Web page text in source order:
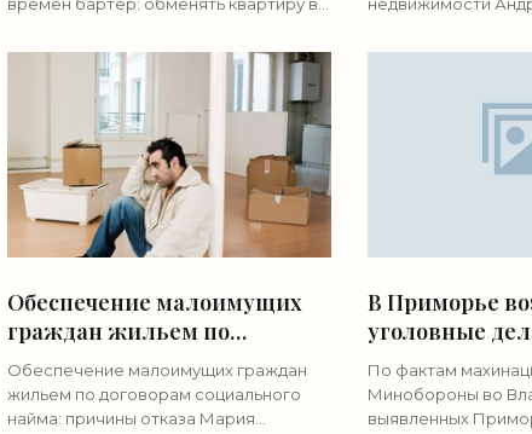
Кипре и даже на завод.
Дополнительную популярность такому
обмену добавляет
что идут
Обеспечение малоимущих
граждан жильем по
договорам социального
найма - «Недвижимость»
Обеспечение малоимущих граждан
жильем по договорам социального
найма: причины отказа Мария
В Приморье
уголовные
махинаций с
Минобороны -
По фактам
Минобороны во
выявленных